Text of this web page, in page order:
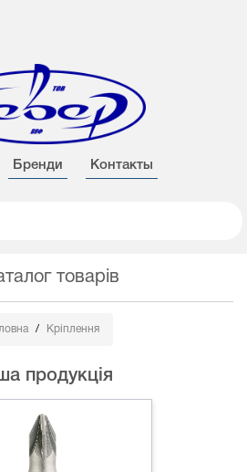
Бренди Контакты
товарів
Кріплення
продукція